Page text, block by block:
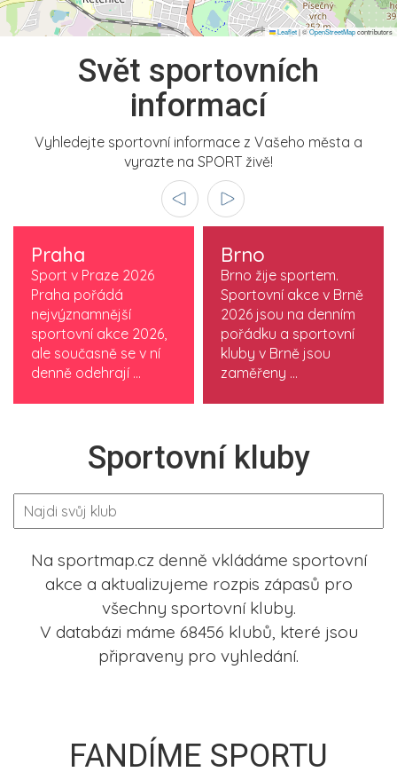
Leaflet|©OpenStreetMapcontributors
Svět sportovních
informací
Vyhledejte sportovní informace z Vašeho města a
vyrazte na SPORT živě!
Praha
Sport v Praze 2026
Praha pořádá
nejvýznamnější
sportovní akce 2026,
ale současně se v ní
denně odehrají ...
Brno
Brno žije sportem.
Sportovní akce v Brně
2026 jsou na denním
pořádku a sportovní
kluby v Brně jsou
zaměřeny ...
Sportovní kluby
Na sportmap.cz denně vkládáme sportovní
akce a aktualizujeme rozpis zápasů pro
všechny sportovní kluby.
V databázi máme 68456 klubů, které jsou
připraveny pro vyhledání.
FANDÍME SPORTU